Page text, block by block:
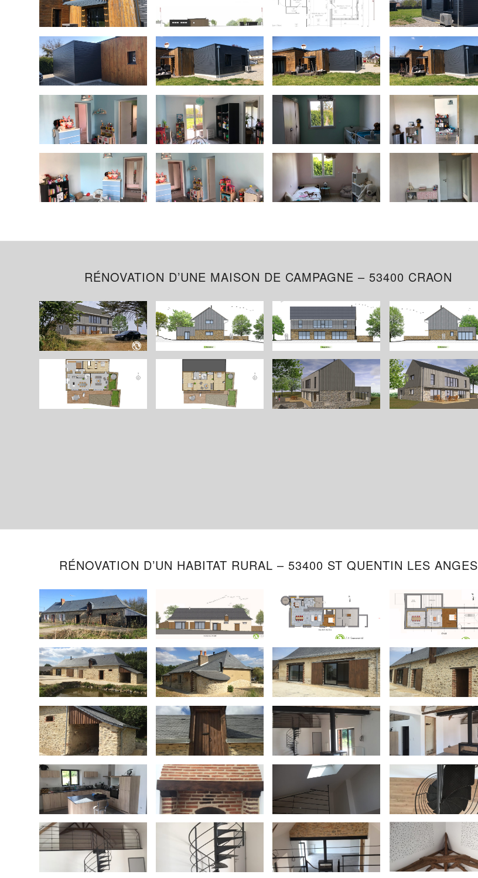
RÉNOVATION D’UNE MAISON DE CAMPAGNE – 53400 CRAON
RÉNOVATION D’UN HABITAT RURAL – 53400 ST QUENTIN LES ANGES